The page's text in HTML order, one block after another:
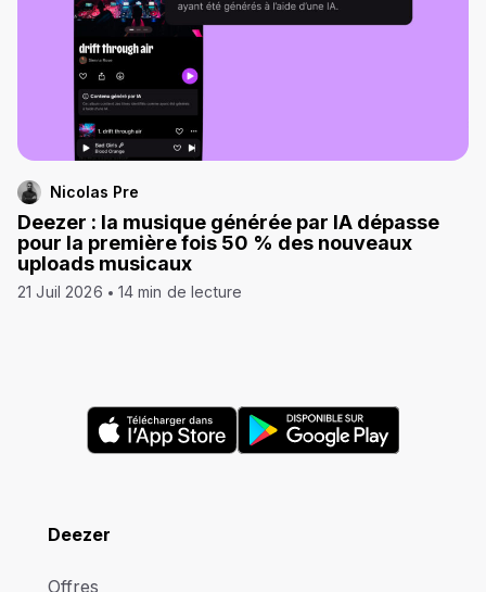
Nicolas Pre
Deezer : la musique générée par IA dépasse
pour la première fois 50 % des nouveaux
uploads musicaux
21 Juil 2026 14 min de lecture
Deezer
Offres